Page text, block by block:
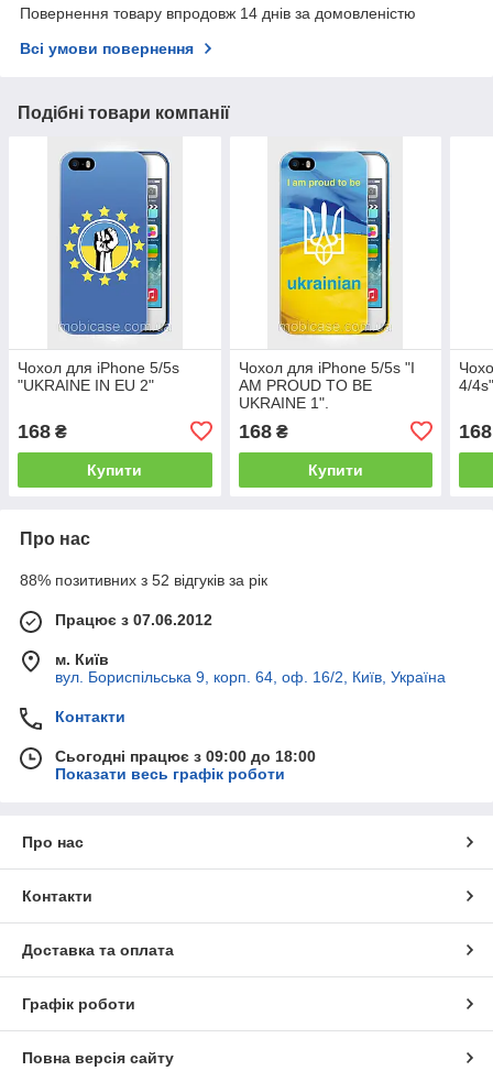
Повернення товару впродовж 14 днів за домовленістю
Всі умови повернення
Подібні товари компанії
Чохол для iPhone 5/5s
"UKRAINE IN EU 2"
168 ₴
Купити
Чохол для iPhone 5/5s "I
AM PROUD TO BE
UKRAINE 1".
168₴
Купити
4/
168
Про нас
88% позитивних з 52 відгуків за рік
Працює з 07.06.2012
м. Київ
вул. Бориспільська 9, корп. 64, оф. 16/2, Київ, Україна
Контакти
Сьогодні працює з 09:00 до 18:00
Показати весь графік роботи
Про нас
Контакти
Доставка та оплата
Графік роботи
Повна версія сайту